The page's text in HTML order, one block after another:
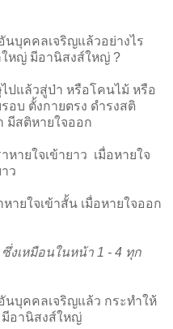
บุคคลเจริญแล้วอย่างไร
ใหญ่ มีอานิสงส์ใหญ่ ?
แล้วสู่ป่า หรือโคนไม้ หรือ
อบ ตั้งกายตรง ดำรงสติ
มีสติหายใจออก
หายใจเข้ายาว เมื่อหายใจ
ว
ายใจเข้าสั้น เมื่อหายใจออก
งเหมือนในหน้า 1 - 4 ทุก
บุคคลเจริญแล้ว กระทำให้
อานิสงส์ใหญ่